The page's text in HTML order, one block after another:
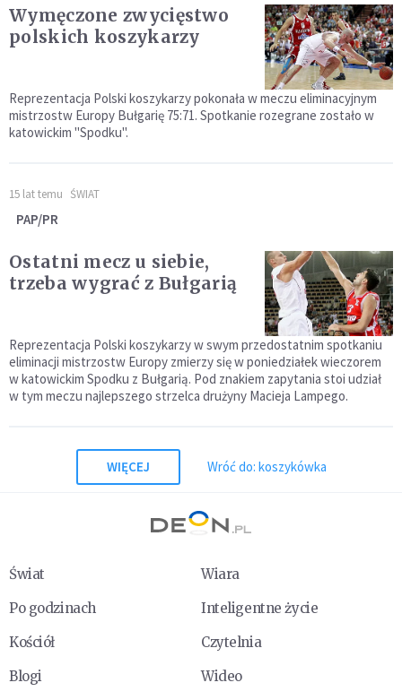
Wymęczone zwycięstwo
polskich koszykarzy
Reprezentacja Polski koszykarzy pokonała w meczu eliminacyjnym
mistrzostw Europy Bułgarię 75:71. Spotkanie rozegrane zostało w
katowickim "Spodku".
15 lat temu ŚWIAT
PAP/PR
Ostatni mecz u siebie,
trzeba wygrać z Bułgarią
Reprezentacja Polski koszykarzy w swym przedostatnim spotkaniu
eliminacji mistrzostw Europy zmierzy się w poniedziałek wieczorem
w katowickim Spodku z Bułgarią. Pod znakiem zapytania stoi udział
w tym meczu najlepszego strzelca drużyny Macieja Lampego.
WIĘCEJ Wróć do: koszykówka
Świat
Wiara
Po godzinach
Inteligentne życie
Kościół
Czytelnia
Blogi
Wideo